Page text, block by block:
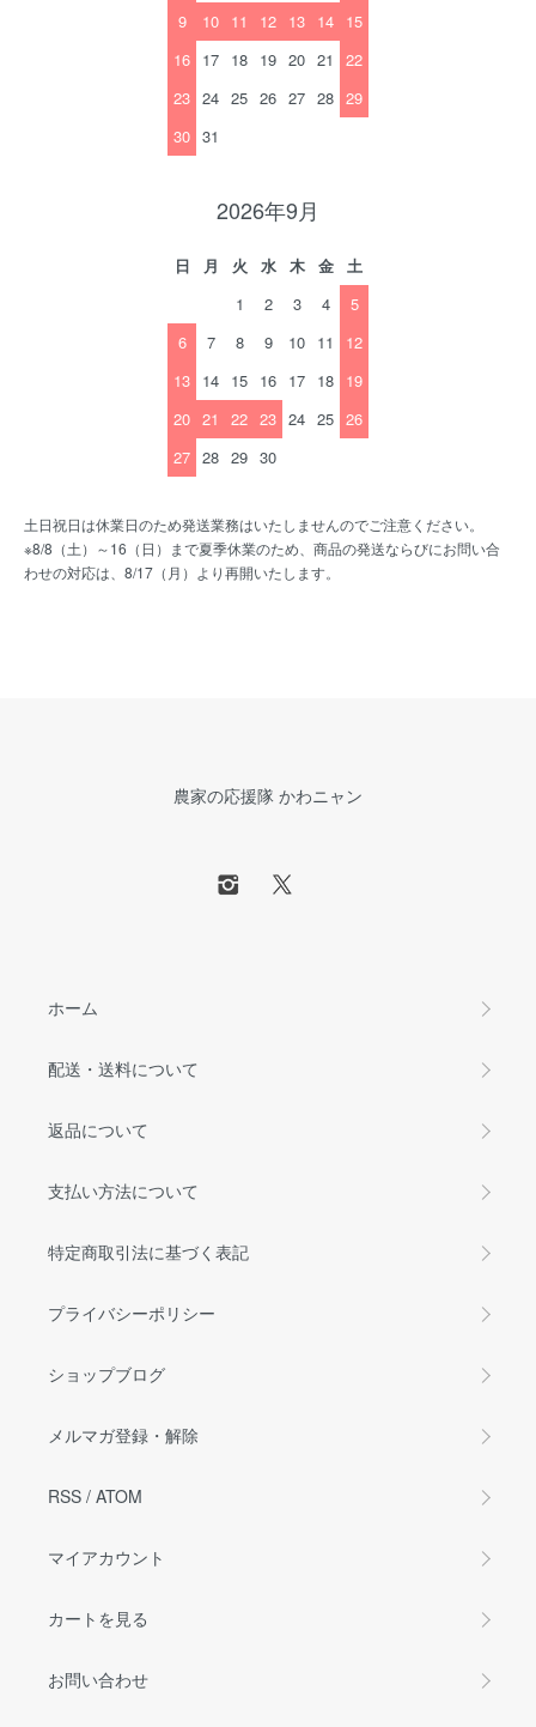
9
10 11 12 13 14 15
16 17 18 19 20 21
22
23 24 25 26 27 28 29
30 31
2026年9月
日 月 火 水 木 金
土
1
2 3 4
5
6
7 8 9 10 11
12
13 14 15 16 17 18 19
20 21 22 23 24 25 26
27 28 29 30
土日祝日は休業日のため発送業務はいたしませんのでご注意ください。
※8/8（土）～16（日）まで夏季休業のため、商品の発送ならびにお問い合
わせの対応は、8/17（月）より再開いたします。
農家の応援隊 かわニャン
ホーム
配送・送料について
返品について
支払い方法について
特定商取引法に基づく表記
プライバシーポリシー
ショップブログ
メルマガ登録・解除
RSS / ATOM
マイアカウント
カートを見る
お問い合わせ